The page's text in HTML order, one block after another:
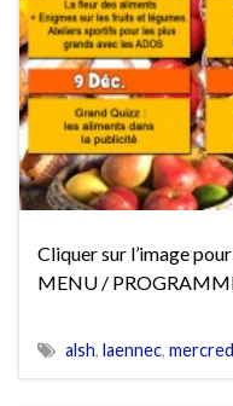
Cliquer sur l’image
MENU /
alsh, laennec,